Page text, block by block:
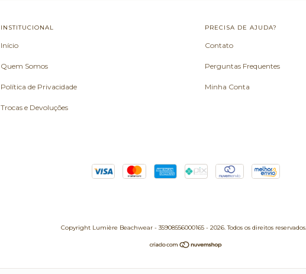
INSTITUCIONAL
Início
Quem Somos
Política de Privacidade
Trocas e Devoluções
PRECISA DE AJUDA?
Contato
Perguntas Frequentes
Minha Conta
Copyright Lumière Beachwear - 35908556000165 - 2026. Todos os direitos reservados.